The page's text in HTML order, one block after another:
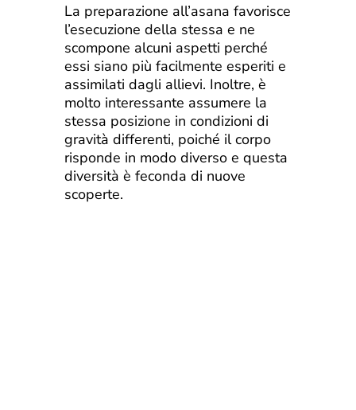
La preparazione all’asana favorisce
l’esecuzione della stessa e ne
scompone alcuni aspetti perché
essi siano più facilmente esperiti e
assimilati dagli allievi. Inoltre, è
molto interessante assumere la
stessa posizione in condizioni di
gravità differenti, poiché il corpo
risponde in modo diverso e questa
diversità è feconda di nuove
scoperte.